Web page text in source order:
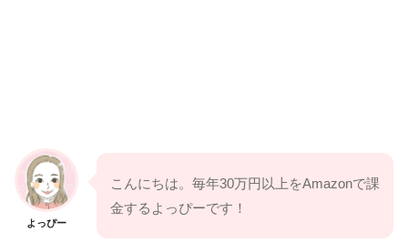
よっぴー
こんにちは。毎年30万円以上をAmazonで課
金するよっぴーです！